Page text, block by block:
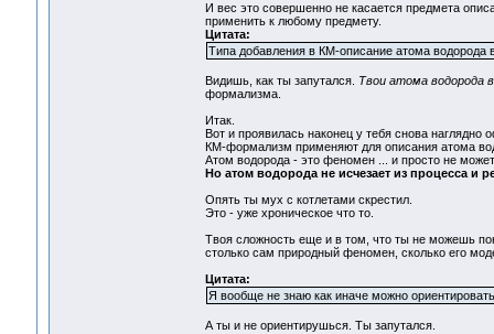
И вес это совершенно не касается предмета
применить к любому предмету.
Цитата:
Типа добавления в КМ-описание атома водорода
Видишь, как ты запутался. Твои атома водорода
формализма.
Итак.
Вот и проявилась наконец у тебя снова
КМ-формализм применяют для описания атома
Атом водорода - это феномен ... и просто не
Но атом водорода не исчезает из процесса и
Опять ты мух с котлетами скрестил.
Это - уже хроническое что то.
Твоя сложность еще и в том, что ты не можешь
столько сам природный феномен, сколько его
Цитата:
Я вообще не знаю как иначе можно
А ты и не ориентирушься. Ты запутался.